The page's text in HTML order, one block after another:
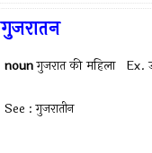
गुजरातन
nounगुजरात की महिला Ex.
See : गुजरातीन